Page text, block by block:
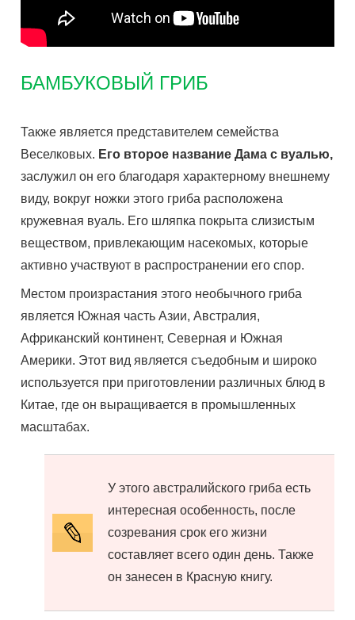
БАМБУКОВЫЙ ГРИБ
Также является представителем семейства
Веселковых. Его второе название Дама с вуалью,
заслужил он его благодаря характерному внешнему
виду, вокруг ножки этого гриба расположена
кружевная вуаль. Его шляпка покрыта слизистым
веществом, привлекающим насекомых, которые
активно участвуют в распространении его спор.
Местом произрастания этого необычного гриба
является Южная часть Азии, Австралия,
Африканский континент, Северная и Южная
Америки. Этот вид является съедобным и широко
используется при приготовлении различных блюд в
Китае, где он выращивается в промышленных
масштабах.
У этого австралийского гриба есть
интересная особенность, после
созревания срок его жизни
составляет всего один день. Также
он занесен в Красную книгу.